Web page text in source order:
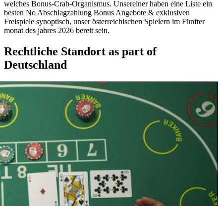
welches Bonus-Crab-Organismus. Unsereiner haben eine Liste ein
besten No Abschlagzahlung Bonus Angebote & exklusiven
Freispiele synoptisch, unser österreichischen Spielern im Fünfter
monat des jahres 2026 bereit sein.
Rechtliche Standort as part of
Deutschland